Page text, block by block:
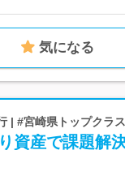
気になる
| #宮崎県トップクラ
資産で課題解